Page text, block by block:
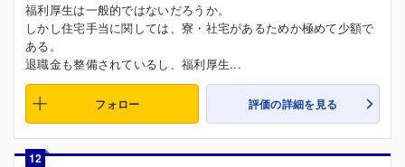
福利厚生は一般的ではないだろうか。
しかし住宅手当に関しては、寮・社宅があるためか極めて少額で
ある。
退職金も整備されているし、福利厚生...
フォロー 評価の詳細を見る
12